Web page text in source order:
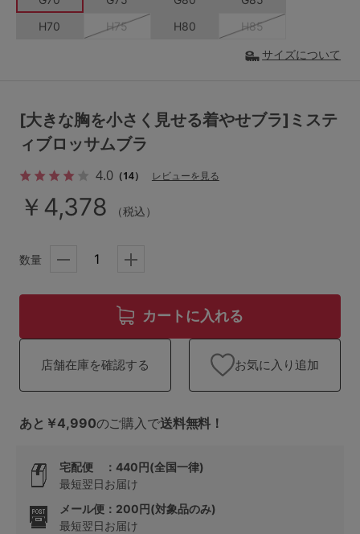
L-AB L-CD L-EF
その他から探す
新着アイテム
ランキング
検索を閉じる
[大きな胸を小さく見せる着やせブラ]ミステ
ィブロッサムブラ
4.0（14） レビューを見る
￥4,378 （税込）
H70
H75 H80 H85
サイズについて
数量
カートに入れる
店舗在庫を確認する お気に入り追加
あと￥4,990のご購入で送料無料！
宅配便 ：440円(全国一律)
最短翌日お届け
メール便：200円(対象品のみ)
最短翌日お届け